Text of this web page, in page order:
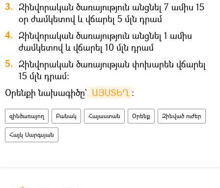
3. Զինվորական ծառայություն անցնել 7 ամիս 15
օր ժամկետով և վճարել 5 մլն դրամ
4. Զինվորական ծառայություն անցնել 1 ամիս
ժամկետով և վճարել 10 մլն դրամ
5. Զինվորական ծառայության փոխարեն վճարել
15 մլն դրամ։
Օրենքի նախագիծը` ԱՅՍՏԵՂ ։
զինծառայող Բանակ Հայաստան Օրենք Զինված ուժեր
Հայկ Սարգսյան